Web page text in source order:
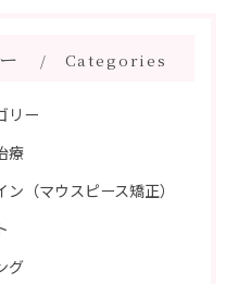
Categories
リー
療
（マウスピース矯正）
グ